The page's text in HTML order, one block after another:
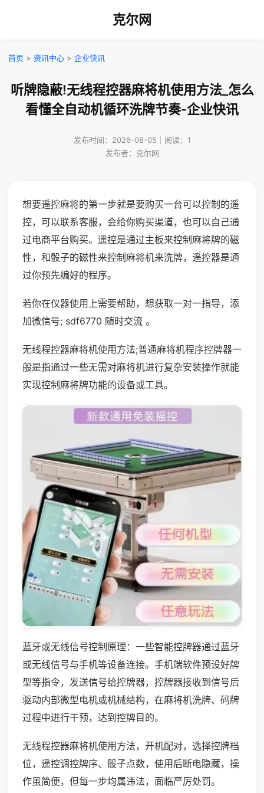
克尔网
首页 > 资讯中心 > 企业快讯
听牌隐蔽!无线程控器麻将机使用方法_怎么
看懂全自动机循环洗牌节奏-企业快讯
发布时间：2026-08-05｜阅读：1
发布者：克尔网
想要遥控麻将的第一步就是要购买一台可以控制的遥
控，可以联系客服，会给你购买渠道，也可以自己通
过电商平台购买。遥控是通过主板来控制麻将牌的磁
性，和骰子的磁性来控制麻将机来洗牌，遥控器是通
过你预先编好的程序。
若你在仪器使用上需要帮助，想获取一对一指导，添
加微信号; sdf6770 随时交流 。
无线程控器麻将机使用方法;普通麻将机程序控牌器一
般是指通过一些无需对麻将机进行复杂安装操作就能
实现控制麻将牌功能的设备或工具。
蓝牙或无线信号控制原理：一些智能控牌器通过蓝牙
或无线信号与手机等设备连接。手机端软件预设好牌
型等指令，发送信号给控牌器，控牌器接收到信号后
驱动内部微型电机或机械结构，在麻将机洗牌、码牌
过程中进行干预，达到控牌目的。
无线程控器麻将机使用方法，开机配对，选择控牌档
位，遥控调控牌序、骰子点数，使用后断电隐藏，操
作虽简便，但每一步均属违法，面临严厉处罚。